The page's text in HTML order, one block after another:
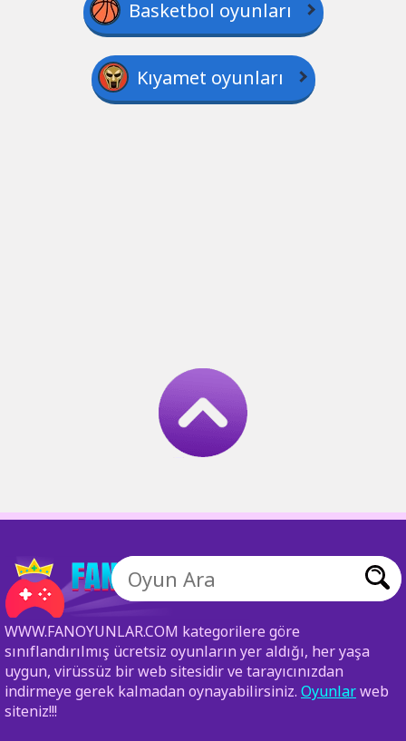
Basketbol oyunları
Kıyamet oyunları
WWW.FANOYUNLAR.COM kategorilere göre
sınıflandırılmış ücretsiz oyunların yer aldığı, her yaşa
uygun, virüssüz bir web sitesidir ve tarayıcınızdan
indirmeye gerek kalmadan oynayabilirsiniz. Oyunlarweb
siteniz!!!